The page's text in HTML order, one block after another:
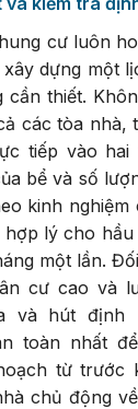
cư luôn
dựng một
cần thiết.
các tòa nhà,
tiếp vào
bể và số
kinh nghiệm
lý cho
một lần.
cư cao và
và hút định
toàn nhất
từ trước
chủ động